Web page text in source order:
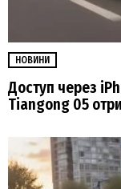
НОВИНИ
Доступ через
Tiangong 05